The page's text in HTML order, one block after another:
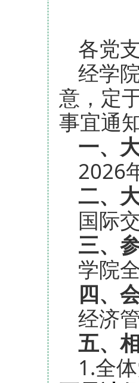
各党
经学
意，定
事宜通
一、
2026
二、
国际
三、
学院
四、
经济
五、
1.全